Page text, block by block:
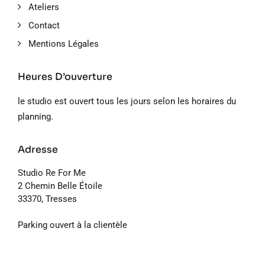
Ateliers
Contact
Mentions Légales
Heures D’ouverture
le studio est ouvert tous les jours selon les horaires du
planning.
Adresse
Studio Re For Me
2 Chemin Belle Étoile
33370, Tresses
Parking ouvert à la clientèle